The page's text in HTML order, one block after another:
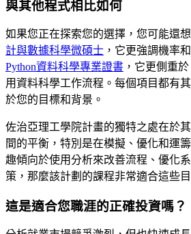
與其他程式相比如何
如果您正在探索您的選擇，您可能還
計與數據科學微碩士 ，它更強調機率
Python資料科學專業證書 ，它更側重
用資料科學工作流程。每個項目都有
於您的目標和背景。
佐治亞理工學院計畫的獨特之處在於
間的平衡，特別是在模擬、優化和運
趣傾向於使用分析來改善流程、優化
策，那麼該計劃的課程非常適合這些目
這是適合您職涯的正確投資嗎？